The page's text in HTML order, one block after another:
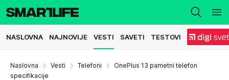
NASLOVNA NAJNOVIJE VESTI SAVETI TESTOVI
Naslovna Vesti Telefoni
OnePlus 13 pametni telefon
specifikacije